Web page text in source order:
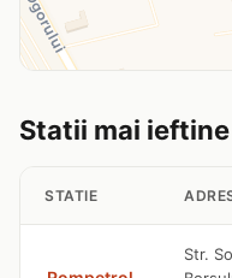
Statii mai
STATIE
Str.